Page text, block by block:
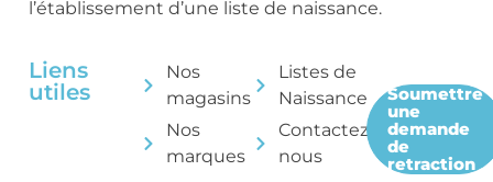
l’établissement d’une liste de naissance.
Liens
utiles
Nos
magasins
Nos
marques
Listes de
Naissance
Contactez-
nous
Soumettre
une
demande
de
retraction